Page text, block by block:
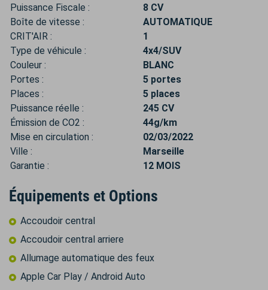
Puissance Fiscale :
8 CV
Boîte de vitesse :
AUTOMATIQUE
CRIT'AIR :
1
Type de véhicule :
4x4/SUV
Couleur :
BLANC
Portes :
5 portes
Places :
5 places
Puissance réelle :
245 CV
Émission de CO2 :
44g/km
Mise en circulation :
02/03/2022
Ville :
Marseille
Garantie :
12 MOIS
Équipements et Options
Accoudoir central
Accoudoir central arriere
Allumage automatique des feux
Apple Car Play / Android Auto